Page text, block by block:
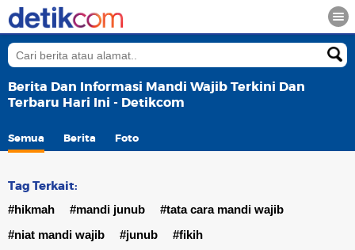
Berita Dan Informasi Mandi Wajib Terkini Dan
Terbaru Hari Ini - Detikcom
Semua Berita Foto
Tag Terkait:
#hikmah #mandi junub
#tata cara mandi wajib
#niat mandi wajib
#junub #fikih